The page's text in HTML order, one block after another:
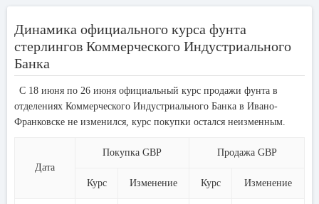
Динамика официального курса фунта
стерлингов Коммерческого Индустриального
Банка
С 18 июня по 26 июня официальный курс продажи фунта в
отделениях Коммерческого Индустриального Банка в Ивано-
Франковске не изменился, курс покупки остался неизменным.
Дата
Покупка GBP Продажа GBP
Курс Изменение Курс Изменение